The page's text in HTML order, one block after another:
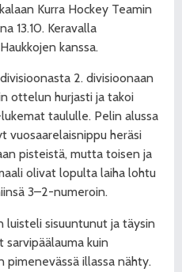
Kurra Hockey Teamin
13.10. Keravalla
kanssa.
2. divisioonaan
ottelun hurjasti ja takoi
taululle. Pelin alussa
vuosaarelaisnippu heräsi
pisteistä, mutta toisen ja
olivat lopulta laiha lohtu
3–2-numeroin.
luisteli sisuuntunut ja täysin
kuin
pimenevässä illassa nähty.